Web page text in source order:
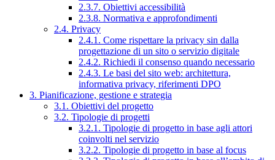
2.3.7. Obiettivi accessibilità
2.3.8. Normativa e approfondimenti
2.4. Privacy
2.4.1. Come rispettare la privacy sin dalla
progettazione di un sito o servizio digitale
2.4.2. Richiedi il consenso quando necessario
2.4.3. Le basi del sito web: architettura,
informativa privacy, riferimenti DPO
3. Pianificazione, gestione e strategia
3.1. Obiettivi del progetto
3.2. Tipologie di progetti
3.2.1. Tipologie di progetto in base agli attori
coinvolti nel servizio
3.2.2. Tipologie di progetto in base al focus